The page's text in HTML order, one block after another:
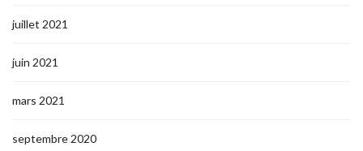
juillet 2021
juin 2021
mars 2021
septembre 2020